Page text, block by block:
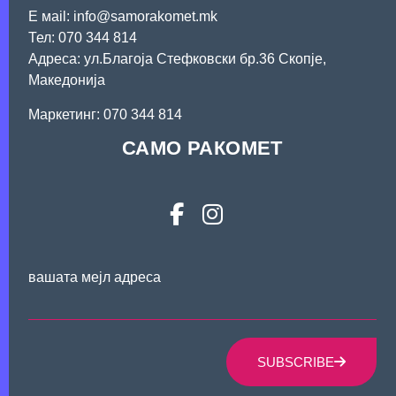
Е мail: info@samorakomet.mk
Тел: 070 344 814
Адреса: ул.Благоја Стефковски бр.36 Скопје,
Македонија
Mаркетинг: 070 344 814
САМО РАКОМЕТ
вашата мејл адреса
SUBSCRIBE